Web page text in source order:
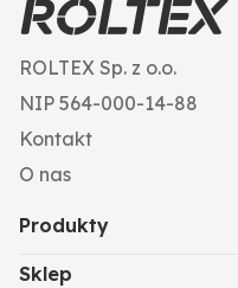
ROLTEX Sp. z o.o.
NIP 564-000-14-88
Kontakt
O nas
Produkty
Sklep